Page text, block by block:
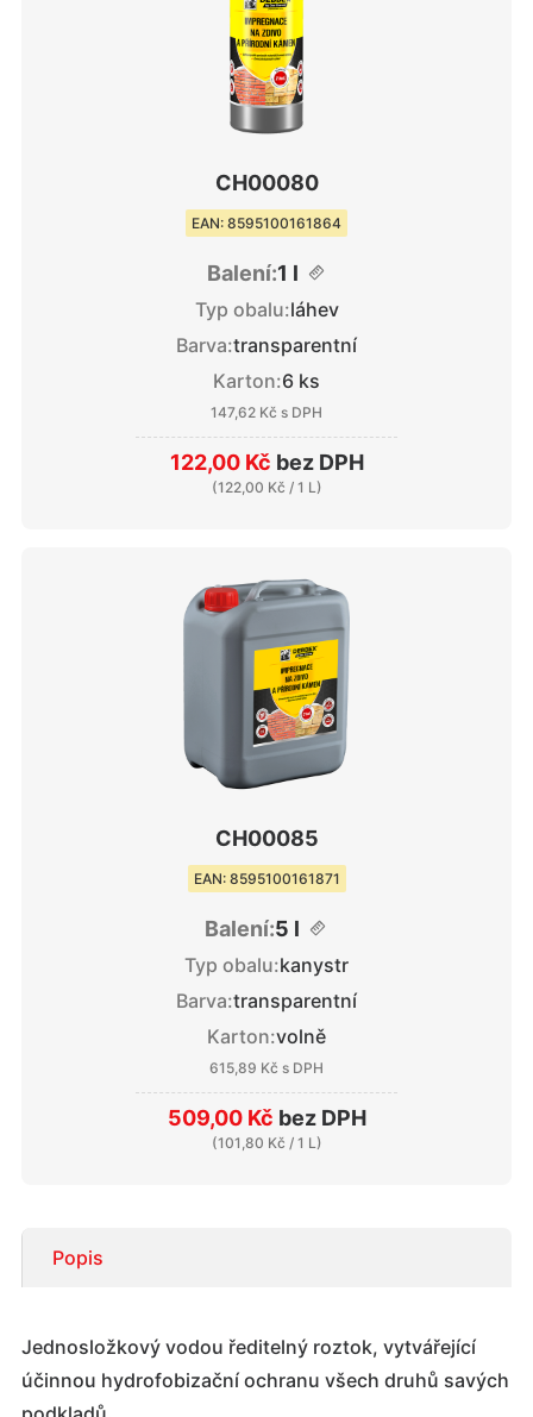
Popis
Jednosložkový vodou ředitelný roztok, vytvářející
účinnou hydrofobizační ochranu všech druhů savých
CH00080
EAN: 8595100161864
Balení:1 l
Typ obalu:láhev
Barva:transparentní
Karton:6 ks
147,62 Kč s DPH
122,00 Kč bez DPH
(122,00 Kč / 1 L)
CH00085
EAN: 8595100161871
Balení:5 l
Typ obalu:kanystr
Barva:transparentní
Karton:volně
615,89 Kč s DPH
509,00 Kč bez DPH
(101,80 Kč / 1 L)